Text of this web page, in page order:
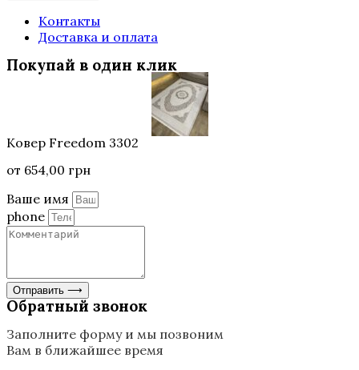
Контакты
Доставка и оплата
Покупай в один клик
Ковер Freedom 3302
от 654,00 грн
Ваше имя
phone
Отправить ⟶
Обратный звонок
Заполните форму и мы позвоним
Вам в ближайшее время